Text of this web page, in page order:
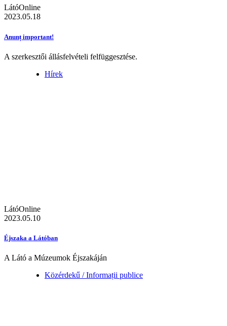
LátóOnline
2023.05.18
Anunț important!
A szerkesztői állásfelvételi felfüggesztése.
Hírek
LátóOnline
2023.05.10
Éjszaka a Látóban
A Látó a Múzeumok Éjszakáján
Közérdekű / Informații publice